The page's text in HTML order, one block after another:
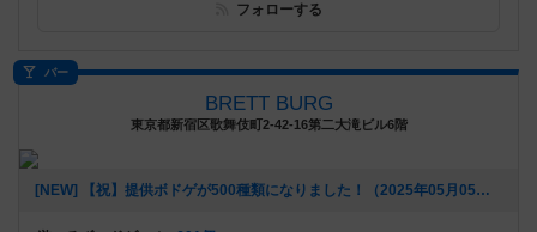
フォローする
バー
BRETT BURG
東京都新宿区歌舞伎町2-42-16第二大滝ビル6階
[NEW] 【祝】提供ボドゲが500種類になりました！（2025年05月05日 18時08分）